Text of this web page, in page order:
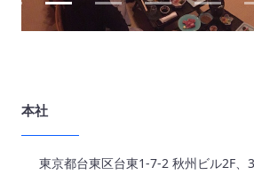
本社
東京都台東区台東1-7-2 秋州ビル2F、